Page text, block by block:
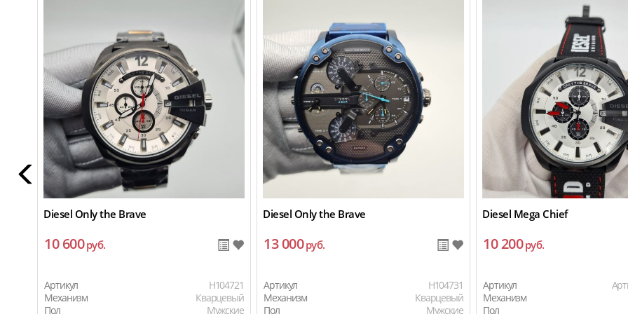
Diesel Only the Brave
10 600руб.
Артикул
H104721
Механизм
Кварцевый
Пол
Мужские
Diesel Only the Brave
13 000руб.
Артикул
H104731
Механизм
Кварцевый
Пол
Мужские
Diesel Mega Chief
10 200руб.
Артикул
Механизм
Пол